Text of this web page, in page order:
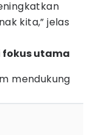
kita,” jelas
fokus utama
mendukung